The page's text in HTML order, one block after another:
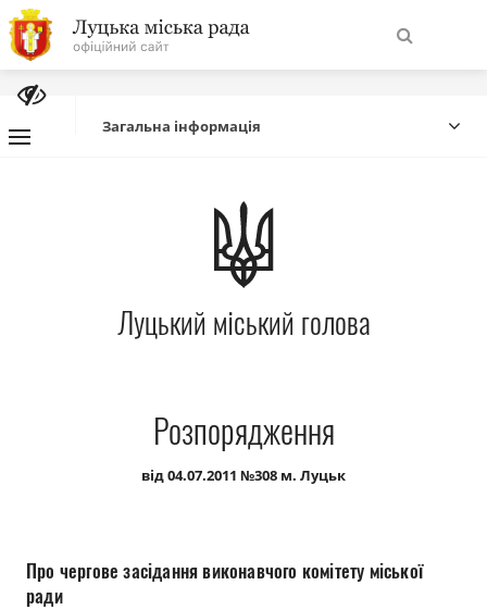
На
головну
Про місто
Міська влада
Міська рада
Публічна інформація
Документи
Загальна інформація
Луцький міський голова
Розпорядження
від 04.07.2011 №308 м. Луцьк
Про чергове засідання виконавчого комітету міської
ради